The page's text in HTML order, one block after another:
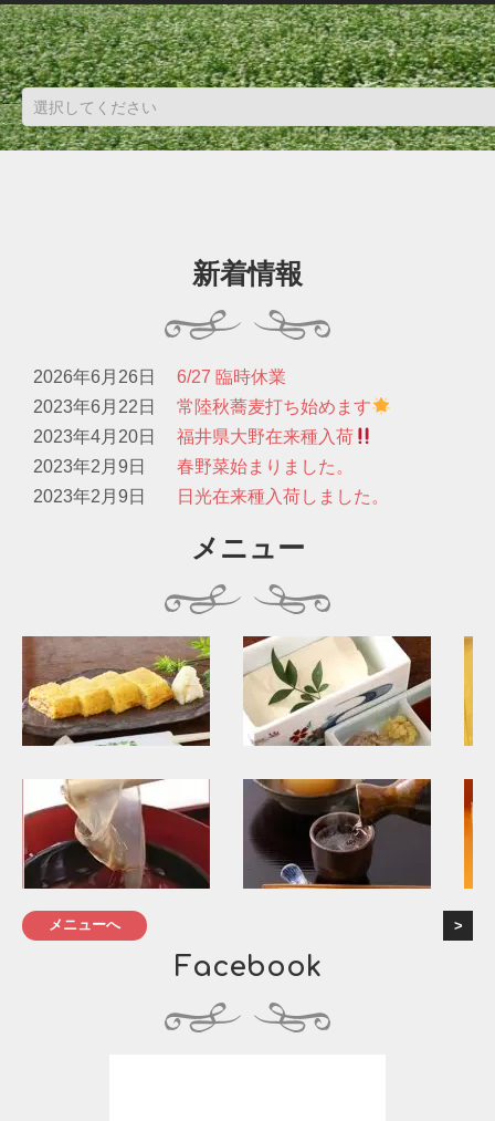
新着情報
2026年6月26日
6/27 臨時休業
2023年6月22日
常陸秋蕎麦打ち始めます
2023年4月20日
福井県大野在来種入荷
2023年2月9日
春野菜始まりました。
2023年2月9日
日光在来種入荷しました。
メニュー
メニューへ
Facebook